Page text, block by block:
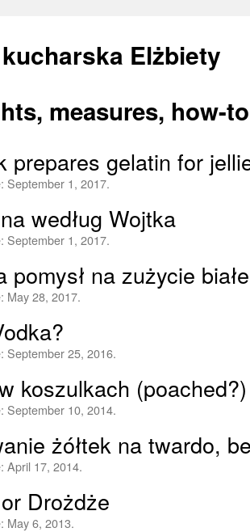
Elżbiety
measures, how-
prepares gelatin for
September 1, 2017.
według Wojtka
September 1, 2017.
pomysł na zużycie
May 28, 2017.
September 25, 2016.
koszulkach (poached?)
September 10, 2014.
żółtek na twardo,
April 17, 2014.
Drożdże
May 6, 2013.